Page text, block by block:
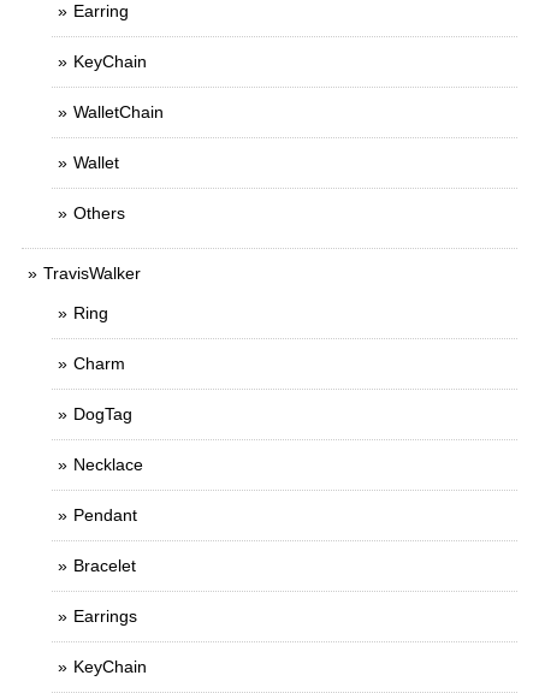
Earring
KeyChain
WalletChain
Wallet
Others
TravisWalker
Ring
Charm
DogTag
Necklace
Pendant
Bracelet
Earrings
KeyChain